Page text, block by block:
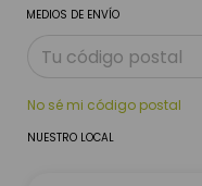
MEDIOS DE ENVÍO
No sé mi código postal
NUESTRO LOCAL